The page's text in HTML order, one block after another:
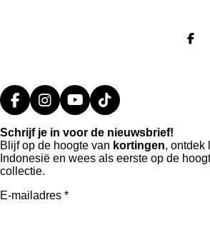
D
F
c
e
b
o
k
I
s
t
a
g
a
Y
u
T
u
T
k
T
o
Schrijf je in voor de nieuwsbrief!
Blijf op de hoogte van kortingen, ontdek
Indonesië en wees als eerste op de
collectie.
E-mailadres *